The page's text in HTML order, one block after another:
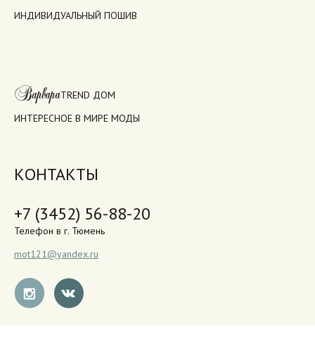
ИНДИВИДУАЛЬНЫЙ ПОШИВ
ВарвараTREND ДОМ
ИНТЕРЕСНОЕ В МИРЕ МОДЫ
КОНТАКТЫ
+7 (3452) 56-88-20
Телефон в г. Тюмень
mot121@yandex.ru